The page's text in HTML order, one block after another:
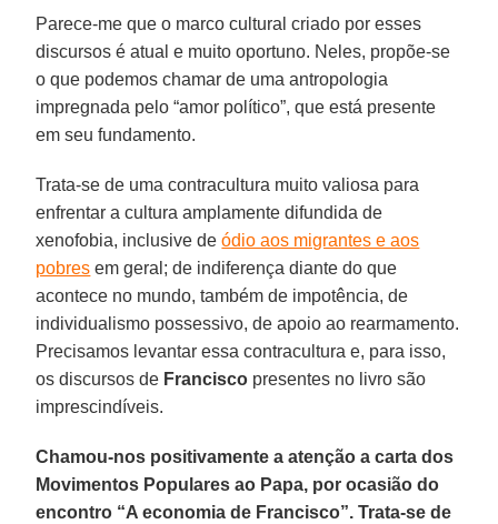
Parece-me que o marco cultural criado por esses
discursos é atual e muito oportuno. Neles, propõe-se
o que podemos chamar de uma antropologia
impregnada pelo “amor político”, que está presente
em seu fundamento.
Trata-se de uma contracultura muito valiosa para
enfrentar a cultura amplamente difundida de
xenofobia, inclusive deódio aos migrantes e aos
pobres em geral; de indiferença diante do que
acontece no mundo, também de impotência, de
individualismo possessivo, de apoio ao rearmamento.
Precisamos levantar essa contracultura e, para isso,
os discursos de Francisco presentes no livro são
imprescindíveis.
Chamou-nos positivamente a atenção a carta dos
Movimentos Populares ao Papa, por ocasião do
encontro “A economia de Francisco”. Trata-se de